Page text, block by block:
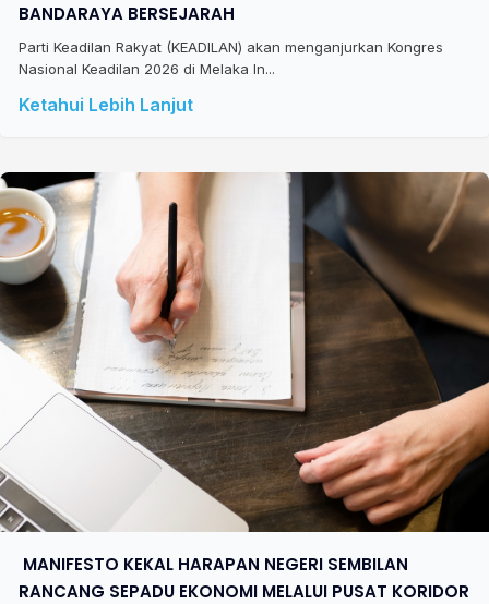
BANDARAYA BERSEJARAH
Parti Keadilan Rakyat (KEADILAN) akan menganjurkan Kongres
Nasional Keadilan 2026 di Melaka In...
Ketahui Lebih Lanjut
​ MANIFESTO KEKAL HARAPAN NEGERI SEMBILAN
RANCANG SEPADU EKONOMI MELALUI PUSAT KORIDOR